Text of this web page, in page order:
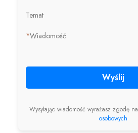
Temat
*Wiadomość
Wyślij
Wysyłając wiadomość wyrażasz zgodę na
osobowych